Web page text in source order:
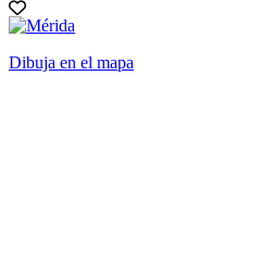
Dibuja en el mapa